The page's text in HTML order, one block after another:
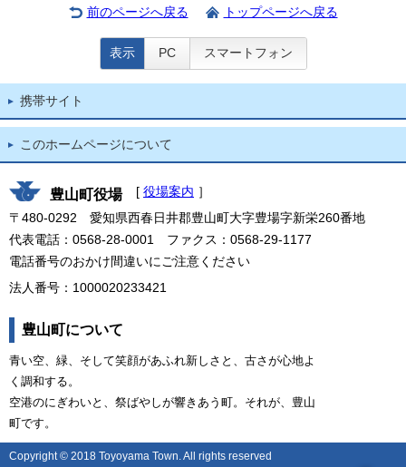
前のページへ戻る トップページへ戻る
表示 PC スマートフォン
携帯サイト
このホームページについて
豊山町役場 [ 役場案内 ］
〒480-0292 愛知県西春日井郡豊山町大字豊場字新栄260番地
代表電話：0568-28-0001 ファクス：0568-29-1177
電話番号のおかけ間違いにご注意ください
法人番号：1000020233421
豊山町について
青い空、緑、そして笑顔があふれ新しさと、古さが心地よ
く調和する。
空港のにぎわいと、祭ばやしが響きあう町。それが、豊山
町です。
Copyright © 2018 Toyoyama Town. All rights reserved